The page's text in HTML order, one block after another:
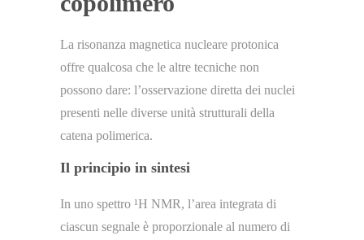
La risonanza magnetica nucleare protonica
offre qualcosa che le altre tecniche non
possono dare: l’osservazione diretta dei nuclei
presenti nelle diverse unità strutturali della
catena polimerica.
Il principio in sintesi
In uno spettro ¹H NMR, l’area integrata di
ciascun segnale è proporzionale al numero di